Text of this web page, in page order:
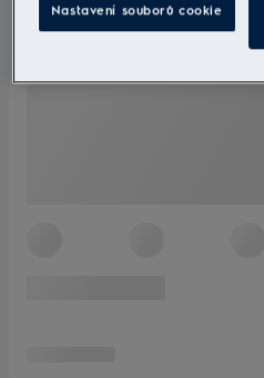
Nastavení souborů cookie